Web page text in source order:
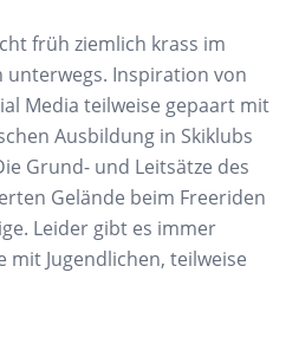
früh ziemlich krass im
unterwegs. Inspiration von
Media teilweise gepaart mit
Ausbildung in Skiklubs
Grund- und Leitsätze des
Gelände beim Freeriden
Leider gibt es immer
mit Jugendlichen, teilweise